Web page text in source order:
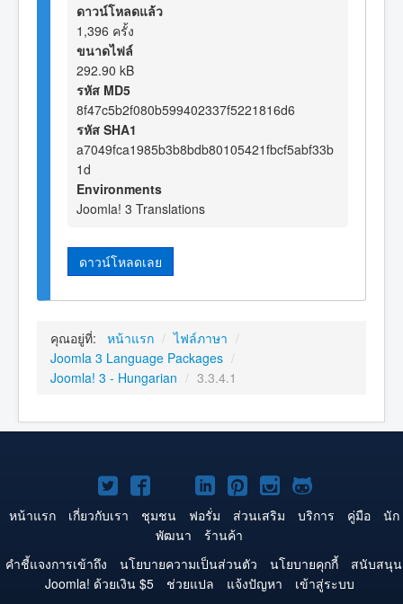
ดาวน์โหลดแล้ว
1,396 ครั้ง
ขนาดไฟล์
292.90 kB
รหัส MD5
8f47c5b2f080b599402337f5221816d6
รหัส SHA1
a7049fca1985b3b8bdb80105421fbcf5abf33b
1d
Environments
Joomla! 3 Translations
ดาวน์โหลดเลย
คุณอยู่ที่: หน้าแรก / ไฟล์ภาษา /
Joomla 3 Language Packages /
Joomla! 3 - Hungarian / 3.3.4.1
Joomla!
บน
Twitter
Joomla!
บน
Facebook
Joomla!
บน
YouTube
Joomla!
บน
LinkedIn
Joomla!
บน
Pinterest
Joomla!
บน
Joomla!
บน
หน้าแรก เกี่ยวกับเรา ชุมชน ฟอรั่ม ส่วนเสริม บริการ คู่มือ
นัก
พัฒนา
ร้านค้า
คำชี้แจงการเข้าถึง
นโยบายความเป็นส่วนตัว นโยบายคุกกี้
สนับสนุน
Joomla! ด้วยเงิน $5
ช่วยแปล แจ้งปัญหา
เข้าสู่ระบบ